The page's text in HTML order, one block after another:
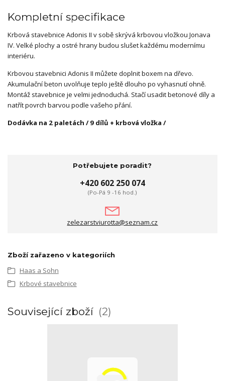
Kompletní specifikace
Krbová stavebnice Adonis II v sobě skrývá krbovou vložkou Jonava
IV. Velké plochy a ostré hrany budou slušet každému modernímu
interiéru.
Krbovou stavebnici Adonis II můžete doplnit boxem na dřevo.
Akumulační beton uvolňuje teplo ještě dlouho po vyhasnutí ohně.
Montáž stavebnice je velmi jednoduchá. Stačí usadit betonové díly a
natřít povrch barvou podle vašeho přání.
Dodávka na 2 paletách / 9 dílů + krbová vložka /
Potřebujete poradit?
+420 602 250 074
(Po-Pá 9 -16 hod.)
zelezarstviurotta@seznam.cz
Zboží zařazeno v kategoriích
Haas a Sohn
Krbové stavebnice
Související zboží 2